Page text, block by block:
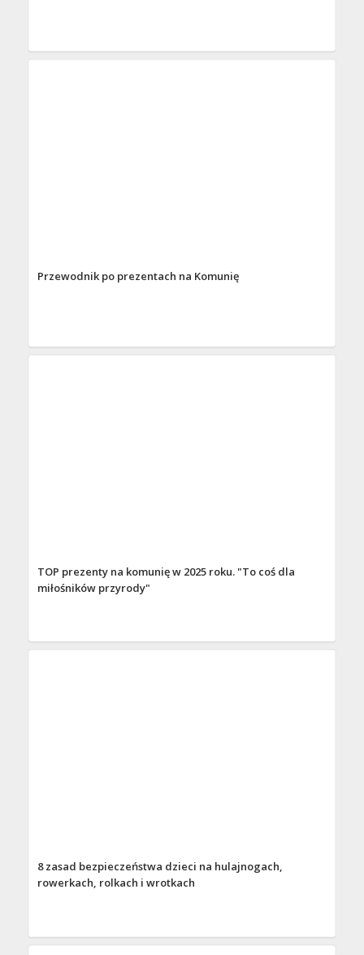
Przewodnik po prezentach na Komunię
TOP prezenty na komunię w 2025 roku. "To coś dla
miłośników przyrody"
8 zasad bezpieczeństwa dzieci na hulajnogach,
rowerkach, rolkach i wrotkach